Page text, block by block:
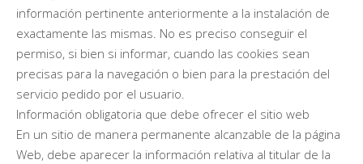
información pertinente anteriormente a la instalación de
exactamente las mismas. No es preciso conseguir el
permiso, si bien si informar, cuando las cookies sean
precisas para la navegación o bien para la prestación del
servicio pedido por el usuario.
Información obligatoria que debe ofrecer el sitio web
En un sitio de manera permanente alcanzable de la página
Web, debe aparecer la información relativa al titular de la